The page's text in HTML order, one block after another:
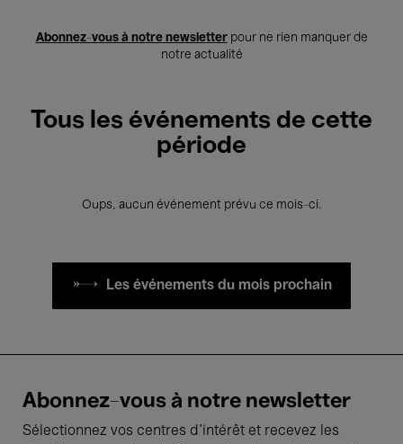
Abonnez-vous à notre newsletterpour ne rien manquer de
notre actualité
Tous les événements de cette
période
Oups, aucun événement prévu ce mois-ci.
Les événements du mois prochain
Abonnez-vous à notre newsletter
Sélectionnez vos centres d'intérêt et recevez les